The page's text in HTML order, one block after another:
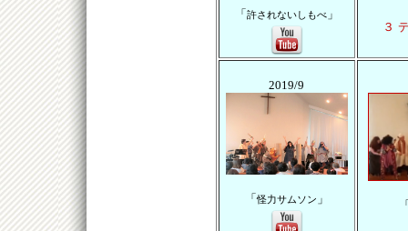
「 許されないしもべ」
３
2019/9
「怪力サムソン 」